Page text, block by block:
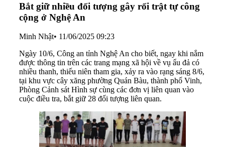
Bắt giữ nhiều đối tượng gây rối trật tự công
cộng ở Nghệ An
Minh Nhật• 11/06/2025 09:23
Ngày 10/6, Công an tỉnh Nghệ An cho biết, ngay khi nắm
được thông tin trên các trang mạng xã hội về vụ ẩu đả có
nhiều thanh, thiếu niên tham gia, xảy ra vào rạng sáng 8/6,
tại khu vực cây xăng phường Quán Bàu, thành phố Vinh,
Phòng Cảnh sát Hình sự cùng các đơn vị liên quan vào
cuộc điều tra, bắt giữ 28 đối tượng liên quan.